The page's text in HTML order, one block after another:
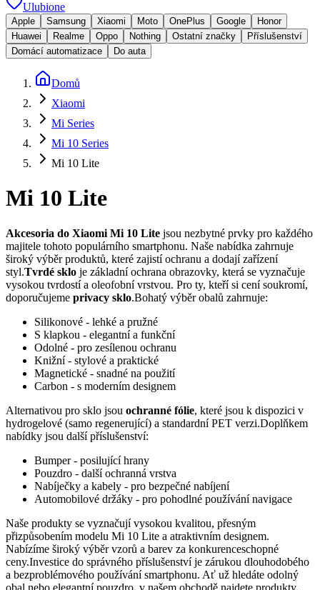
Ulubione
Apple Samsung Xiaomi Moto OnePlus Google
Honor
Huawei
Realme Oppo Nothing Ostatní značky
Příslušenství
Domácí automatizace
Do auta
Domů
Xiaomi
Mi Series
Mi 10 Series
Mi 10 Lite
Mi 10 Lite
Akcesoria do Xiaomi Mi 10 Lite jsou nezbytné prvky pro každého
majitele tohoto populárního smartphonu. Naše nabídka zahrnuje
široký výběr produktů, které zajistí ochranu a dodají zařízení
styl.Tvrdé sklo je základní ochrana obrazovky, která se vyznačuje
vysokou tvrdostí a oleofobní vrstvou. Pro ty, kteří si cení soukromí,
doporučujeme privacy sklo.Bohatý výběr obalů zahrnuje:
Silikonové - lehké a pružné
S klapkou - elegantní a funkční
Odolné - pro zesílenou ochranu
Knižní - stylové a praktické
Magnetické - snadné na použití
Carbon - s moderním designem
Alternativou pro sklo jsou ochranné fólie, které jsou k dispozici v
hydrogelové (samo regenerující) a standardní PET verzi.Doplňkem
nabídky jsou další příslušenství:
Bumper - posilující hrany
Pouzdro - další ochranná vrstva
Nabíječky a kabely - pro bezpečné nabíjení
Automobilové držáky - pro pohodlné používání navigace
Naše produkty se vyznačují vysokou kvalitou, přesným
přizpůsobením modelu Mi 10 Lite a atraktivním designem.
Nabízíme široký výběr vzorů a barev za konkurenceschopné
ceny.Investice do správného příslušenství je zárukou dlouhodobého
a bezproblémového používání smartphonu. Ať už hledáte odolný
obal nebo elegantní pouzdro, v našem obchodě najdete produkty,